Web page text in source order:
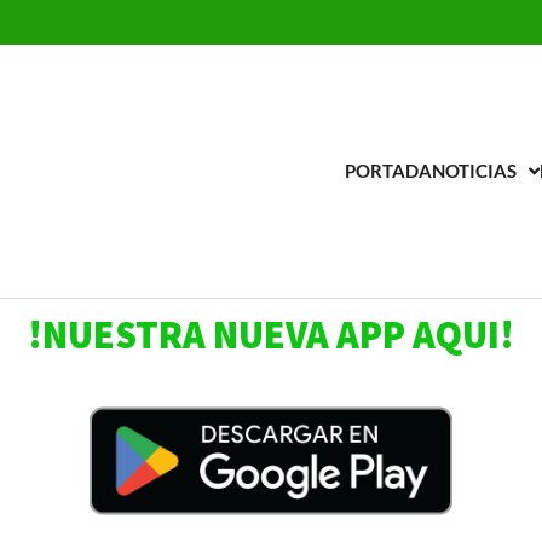
PORTADANOTICIAS
!NUESTRA NUEVA APP AQUI!